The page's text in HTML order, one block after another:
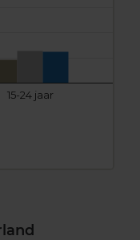
15-24 jaar